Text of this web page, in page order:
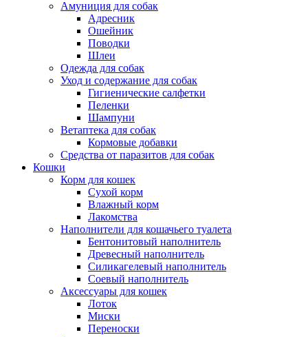
Амуниция для собак
Адресник
Ошейник
Поводки
Шлеи
Одежда для собак
Уход и содержание для собак
Гигиенические салфетки
Пеленки
Шампуни
Ветаптека для собак
Кормовые добавки
Средства от паразитов для собак
Кошки
Корм для кошек
Сухой корм
Влажный корм
Лакомства
Наполнители для кошачьего туалета
Бентонитовый наполнитель
Древесный наполнитель
Силикагелевый наполнитель
Соевый наполнитель
Аксессуары для кошек
Лоток
Миски
Переноски